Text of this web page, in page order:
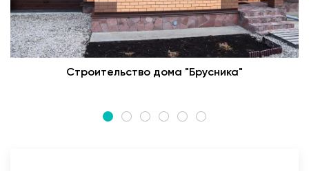
Строительство дома "Брусника"